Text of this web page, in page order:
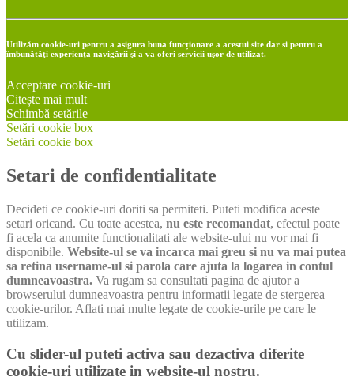
Utilizăm cookie-uri pentru a asigura buna funcționare a acestui site dar si pentru a
îmbunătăţi experienţa navigării şi a va oferi servicii uşor de utilizat.
Acceptare cookie-uri
Citește mai mult
Schimbă setările
Setări cookie box
Setări cookie box
Setari de confidentialitate
Decideti ce cookie-uri doriti sa permiteti. Puteti modifica aceste
setari oricand. Cu toate acestea, nu este recomandat, efectul poate
fi acela ca anumite functionalitati ale website-ului nu vor mai fi
disponibile. Website-ul se va incarca mai greu si nu va mai putea
sa retina username-ul si parola care ajuta la logarea in contul
dumneavoastra. Va rugam sa consultati pagina de ajutor a
browserului dumneavoastra pentru informatii legate de stergerea
cookie-urilor. Aflati mai multe legate de cookie-urile pe care le
utilizam.
Cu slider-ul puteti activa sau dezactiva diferite
cookie-uri utilizate in website-ul nostru.